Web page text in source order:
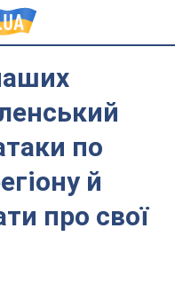
по
й
про свої